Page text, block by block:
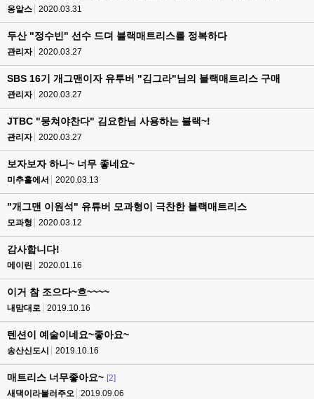
옹알스 2020.03.31
두산 "정수빈" 선수 드뎌 블랙매트리스를 정복하다
관리자 2020.03.27
SBS 16기 개그맨이자 유투버 "김그라"님의 블랙매트리스 구매
관리자 2020.03.27
JTBC "뭉쳐야찬다" 김요한님 사용하는 블랙~!
관리자 2020.03.27
보자보자 하니~ 너무 좋네요~
미추홀에서 2020.03.13
"개그맨 이원석" 유튜버 모과형이 극찬한 블랙매트리스
모과형 2020.03.12
감사합니다!
메이린 2020.01.16
이거 참 조으다~흐~~~~
내맘대로 2019.10.16
텐션이 예술이네요~좋아요~
송산신도시 2019.10.16
매트리스 너무좋아요~ [2]
새댁이라불러주오
2019.09.06